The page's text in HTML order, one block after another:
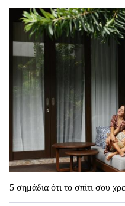
5 σημάδια ότι το σπίτι σου